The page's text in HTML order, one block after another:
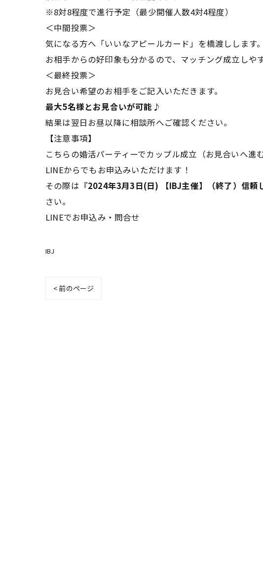
※8対8程度で進行予定（最少開催人数4対4程度）
＜中間投票＞
気になる方へ「いいなアピールカード」を橋渡しします。
お相手からの好印象も分かるので、マッチング成立しや
＜最終投票＞
お見合い希望のお相手をご記入いただきます。
最大5名様とお見合いが可能♪
結果は翌日お昼以降に相談所へご確認ください。
【注意事項】
こちらの婚活パーティーでカップル成立（お見合いへ進
LINEからでもお申込みいただけます！
その際は 『2024年3月3日(日) 【IBJ主催】（終了）信
さい。
LINEでお申込み・問合せ
IBJ
< 前のページ